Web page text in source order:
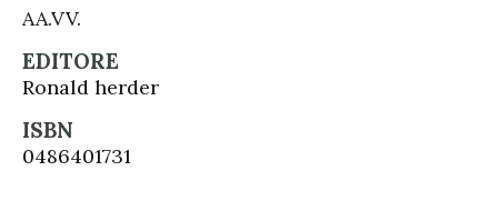
AA.VV.
EDITORE
Ronald herder
ISBN
0486401731